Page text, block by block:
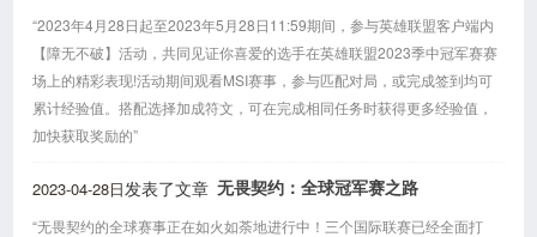
“2023年4月28日起至2023年5月28日11:59期间，参与英雄联盟客户端内
【障无不破】活动，共同见证你喜爱的选手在英雄联盟2023季中冠军赛赛
场上的精彩表现!活动期间观看MSI赛事，参与匹配对局，或完成签到均可
累计经验值。搭配选择加成符文，可在完成相同任务时获得更多经验值，
加快获取奖励的”
2023-04-28日发表了文章 无畏契约：全球冠军赛之路
“无畏契约的全球赛事正在如火如荼地进行中！三个国际联赛已经全面打